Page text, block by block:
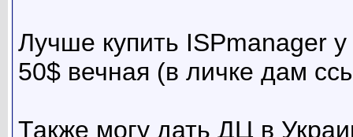
Лучше купить ISPmanager
50$ вечная (в личке дам
Также могу дать ДЦ в